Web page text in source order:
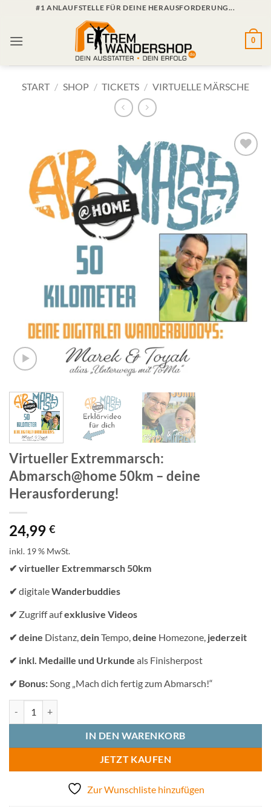
#1 ANLAUFSTELLE FÜR DEINE HERAUSFORDERUNG...
0
START / SHOP / TICKETS / VIRTUELLE MÄRSCHE
Zur
Wunschliste
hinzufügen
Virtueller Extremmarsch:
Abmarsch@home 50km – deine
Herausforderung!
24,99 €
inkl. 19 % MwSt.
✔ virtueller Extremmarsch 50km
✔ digitaleWanderbuddies
✔ Zugriff aufexklusive Videos
✔ deine Distanz,deinTempo,deine Homezone, jederzeit
✔ inkl. Medaille und Urkunde als Finisherpost
✔ Bonus:Song „Mach dich fertig zum Abmarsch!“
IN DEN WARENKORB
JETZT KAUFEN
Zur Wunschliste hinzufügen